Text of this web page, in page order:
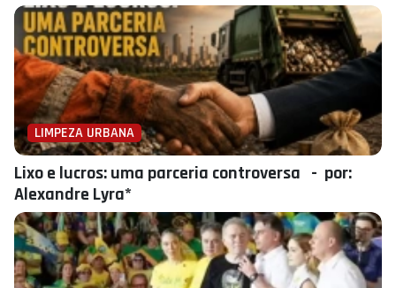
LIMPEZA URBANA
Lixo e lucros: uma parceria controversa - por:
Alexandre Lyra*